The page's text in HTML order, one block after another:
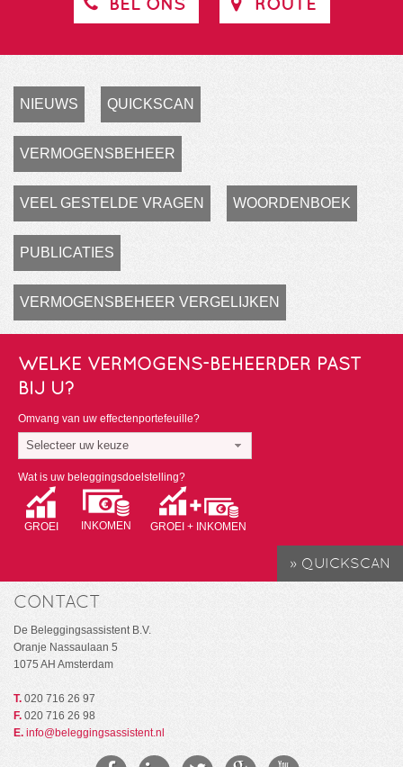
NIEUWS QUICKSCAN
VERMOGENSBEHEER
VEEL GESTELDE VRAGEN WOORDENBOEK
PUBLICATIES
VERMOGENSBEHEER VERGELIJKEN
WELKE VERMOGENS-BEHEERDER PAST
BIJ U?
Omvang van uw effectenportefeuille?
Selecteer uw keuze
Wat is uw beleggingsdoelstelling?
GROEI INKOMEN GROEI + INKOMEN
CONTACT
De Beleggingsassistent B.V.
Oranje Nassaulaan 5
1075 AH Amsterdam
T. 020 716 26 97
F. 020 716 26 98
E. info@beleggingsassistent.nl